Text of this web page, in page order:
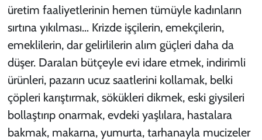
üretim faaliyetlerinin hemen tümüyle kadınların
sırtına yıkılması… Krizde işçilerin, emekçilerin,
emeklilerin, dar gelirlilerin alım güçleri daha da
düşer. Daralan bütçeyle evi idare etmek, indirimli
ürünleri, pazarın ucuz saatlerini kollamak, belki
çöpleri karıştırmak, sökükleri dikmek, eski giysileri
bollaştırıp onarmak, evdeki yaşlılara, hastalara
bakmak, makarna, yumurta, tarhanayla mucizeler